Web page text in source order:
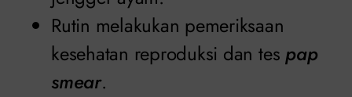
Rutin melakukan pemeriksaan
kesehatan reproduksi dan tespap
smear.